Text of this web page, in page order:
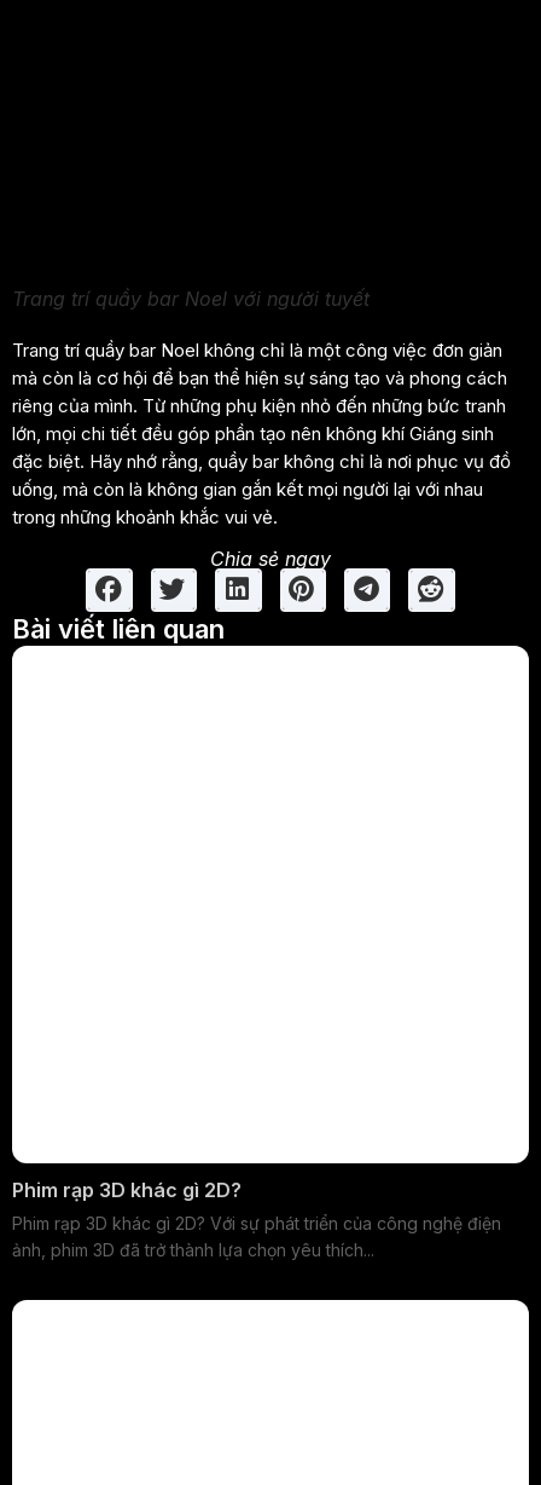
Trang trí quầy bar Noel với người tuyết
Trang trí quầy bar Noel không chỉ là một công việc đơn giản
mà còn là cơ hội để bạn thể hiện sự sáng tạo và phong cách
riêng của mình. Từ những phụ kiện nhỏ đến những bức tranh
lớn, mọi chi tiết đều góp phần tạo nên không khí Giáng sinh
đặc biệt. Hãy nhớ rằng, quầy bar không chỉ là nơi phục vụ đồ
uống, mà còn là không gian gắn kết mọi người lại với nhau
trong những khoảnh khắc vui vẻ.
Chia sẻ ngay
Bài viết liên quan
Phim rạp 3D khác gì 2D?
Phim rạp 3D khác gì 2D? Với sự phát triển của công nghệ điện
ảnh, phim 3D đã trở thành lựa chọn yêu thích...